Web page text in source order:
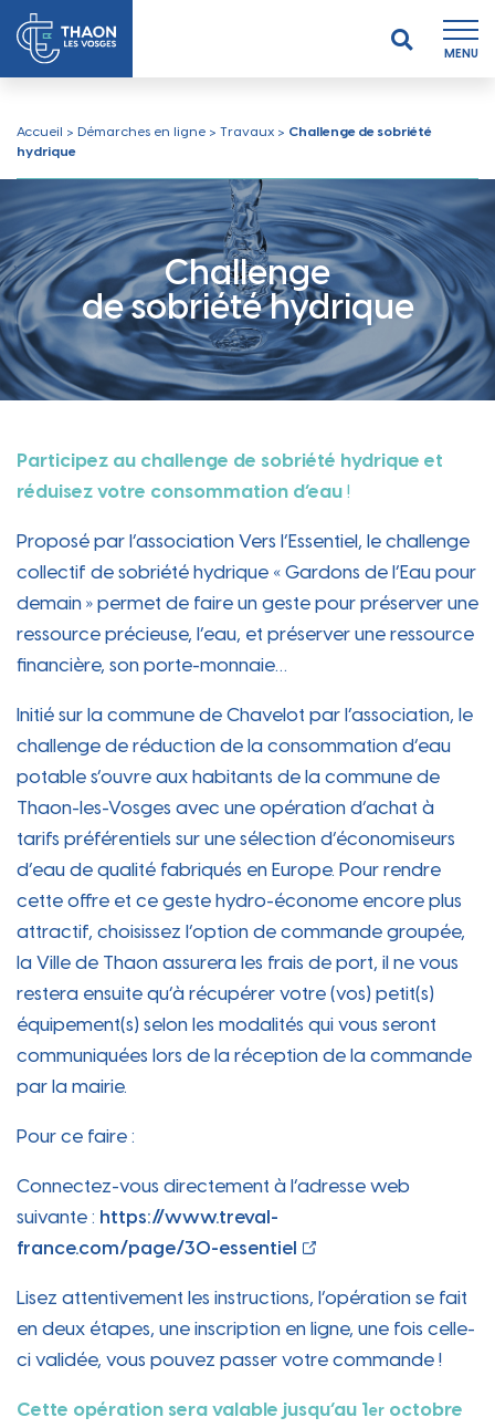
MENU
Accueil > Démarches en ligne > Travaux > Challenge de sobriété
hydrique
Challenge
de sobriété hydrique
Participez au challenge de sobriété hydrique et
réduisez votre consommation d’eau !
Proposé par l’association Vers l’Essentiel, le challenge
collectif de sobriété hydrique « Gardons de l’Eau pour
demain » permet de faire un geste pour préserver une
ressource précieuse, l’eau, et préserver une ressource
financière, son porte-monnaie…
Initié sur la commune de Chavelot par l’association, le
challenge de réduction de la consommation d’eau
potable s’ouvre aux habitants de la commune de
Thaon-les-Vosges avec une opération d’achat à
tarifs préférentiels sur une sélection d’économiseurs
d’eau de qualité fabriqués en Europe. Pour rendre
cette offre et ce geste hydro-économe encore plus
attractif, choisissez l’option de commande groupée,
la Ville de Thaon assurera les frais de port, il ne vous
restera ensuite qu’à récupérer votre (vos) petit(s)
équipement(s) selon les modalités qui vous seront
communiquées lors de la réception de la commande
par la mairie.
Pour ce faire :
Connectez-vous directement à l’adresse web
suivante : https://www.treval-
france.com/page/30-essentiel
Lisez attentivement les instructions, l’opération se fait
en deux étapes, une inscription en ligne, une fois celle-
ci validée, vous pouvez passer votre commande !
Cette opération sera valable jusqu’au 1er octobre